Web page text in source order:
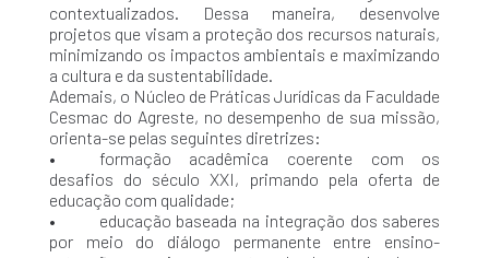
contextualizados. Dessa maneira, desenvolve
projetos que visam a proteção dos recursos naturais,
minimizando os impactos ambientais e maximizando
a cultura e da sustentabilidade.
Ademais, o Núcleo de Práticas Jurídicas da Faculdade
Cesmac do Agreste, no desempenho de sua missão,
orienta-se pelas seguintes diretrizes:
• formação acadêmica coerente com os
desafios do século XXI, primando pela oferta de
educação com qualidade;
• educação baseada na integração dos saberes
por meio do diálogo permanente entre ensino-